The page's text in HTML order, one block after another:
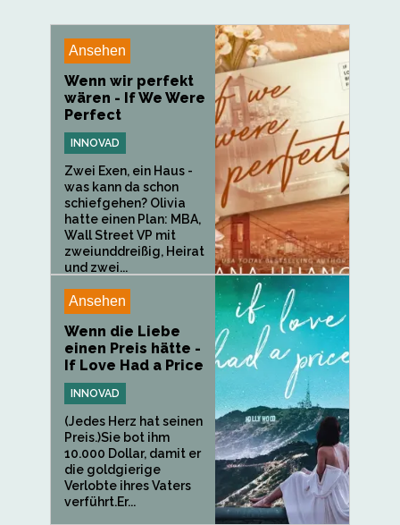
Ansehen
Wenn wir perfekt
wären - If We Were
Perfect
INNOVAD
Zwei Exen, ein Haus -
was kann da schon
schiefgehen? Olivia
hatte einen Plan: MBA,
Wall Street VP mit
zweiunddreißig, Heirat
und zwei...
Ansehen
Wenn die Liebe
einen Preis hätte -
If Love Had a Price
INNOVAD
(Jedes Herz hat seinen
Preis.)Sie bot ihm
10.000 Dollar, damit er
die goldgierige
Verlobte ihres Vaters
verführt.Er...